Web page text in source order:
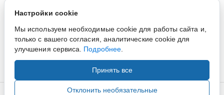
Copyright ©2015-2026. Завод Econex. Производство
Настройки cookie
Мы используем необходимые cookie для работы сайта и,
только с вашего согласия, аналитические cookie для
улучшения сервиса. Подробнее.
Принять все
Отклонить необязательные